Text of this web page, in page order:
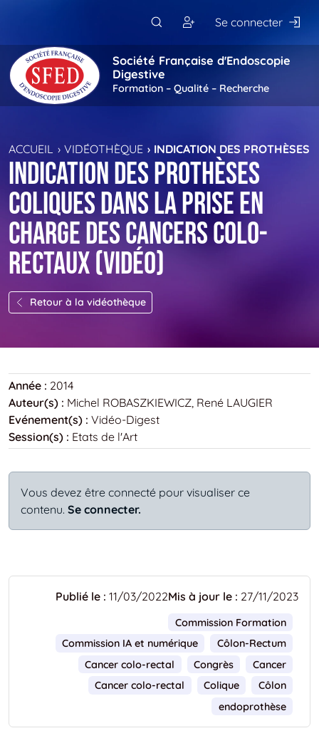
Se connecter
Société Française d'Endoscopie
Digestive
Formation – Qualité – Recherche
ACCUEIL VIDÉOTHÈQUE INDICATION DES PROTHÈSES
Indication des prothèses
coliques dans la prise en
charge des cancers colo-
rectaux (vidéo)
Retour à la vidéothèque
Année : 2014
Auteur(s) : Michel ROBASZKIEWICZ, René LAUGIER
Evénement(s) : Vidéo-Digest
Session(s) : Etats de l'Art
Vous devez être connecté pour visualiser ce
contenu. Se connecter.
Publié le : 11/03/2022Mis à jour le : 27/11/2023
Commission Formation
Commission IA et numérique
Côlon-Rectum
Cancer colo-rectal
Congrès
Cancer
Cancer colo-rectal
Colique
Côlon
endoprothèse